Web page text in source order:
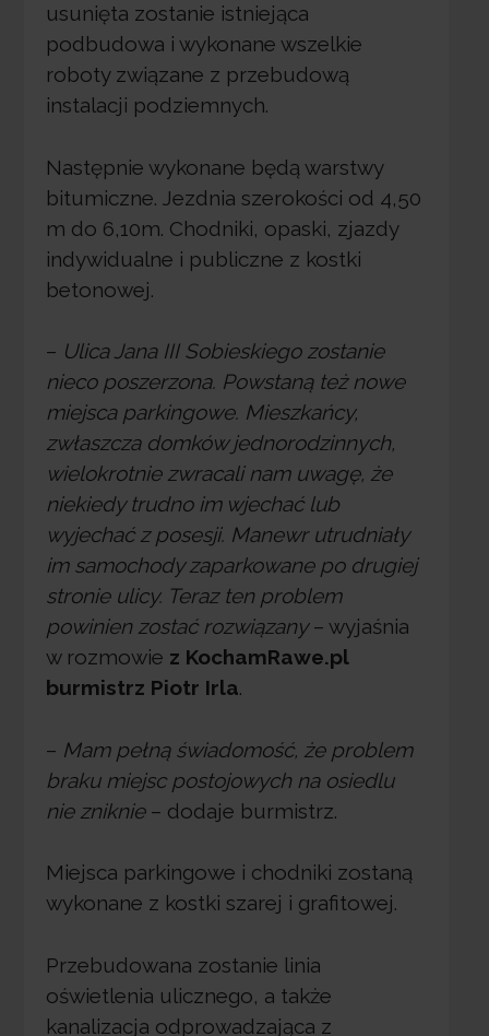
usunięta zostanie istniejąca
podbudowa i wykonane wszelkie
roboty związane z przebudową
instalacji podziemnych.
Następnie wykonane będą warstwy
bitumiczne. Jezdnia szerokości od 4,50
m do 6,10m. Chodniki, opaski, zjazdy
indywidualne i publiczne z kostki
betonowej.
– Ulica Jana III Sobieskiego zostanie
nieco poszerzona. Powstaną też nowe
miejsca parkingowe. Mieszkańcy,
zwłaszcza domków jednorodzinnych,
wielokrotnie zwracali nam uwagę, że
niekiedy trudno im wjechać lub
wyjechać z posesji. Manewr utrudniały
im samochody zaparkowane po drugiej
stronie ulicy. Teraz ten problem
powinien zostać rozwiązany– wyjaśnia
w rozmowie z KochamRawe.pl
burmistrz Piotr Irla.
– Mam pełną świadomość, że problem
braku miejsc postojowych na osiedlu
nie zniknie– dodaje burmistrz.
Miejsca parkingowe i chodniki zostaną
wykonane z kostki szarej i grafitowej.
Przebudowana zostanie linia
oświetlenia ulicznego, a także
kanalizacja odprowadzająca z